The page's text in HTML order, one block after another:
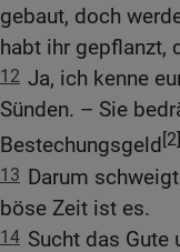
gebaut, doch
habt ihr gepflanzt,
12 Ja, ich kenne
Sünden. – Sie
Bestechungsgeld[2]
13 Darum
böse Zeit ist es.
14 Sucht das Gute